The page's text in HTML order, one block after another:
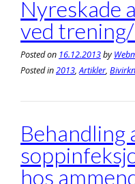
Nyreskade
ved
Posted on 16.12.2013by
Posted in2013,Artikler,
Behandling
hos